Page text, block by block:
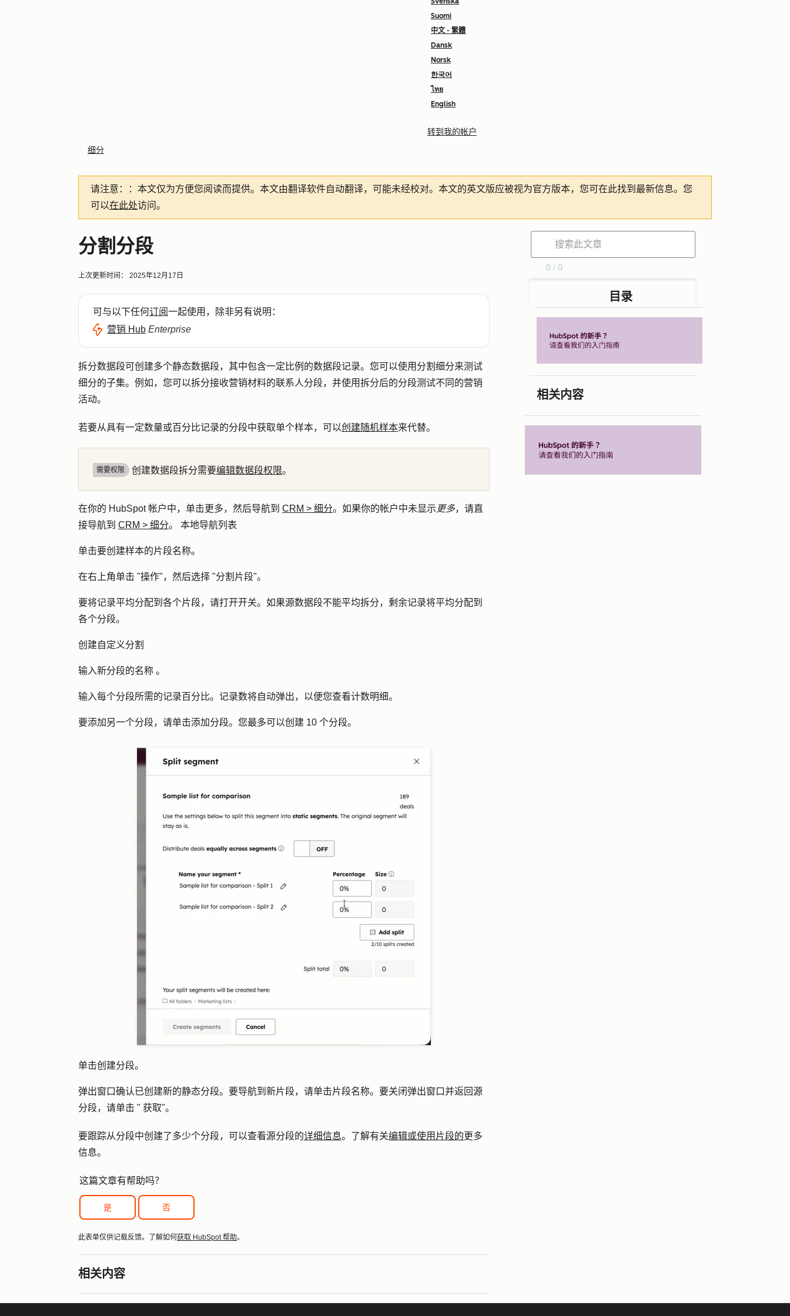
Suomi
中文 - 繁體
Dansk
Norsk
한국어
ไทย
English
转到我的帐户
细分
请注意： ：本文仅为方便您阅读而提供。 本文由翻译软件自动翻译，可能未经校对。本文的英文版应被视为官方版本，您可在此找到最新信息。您
可以在此处访问。
分割分段
上次更新时间： 2025年12月17日
可与以下任何订阅一起使用，除非另有说明：
营销 Hub Enterprise
拆分数据段可创建多个静态数据段，其中包含一定比例的数据段记录。您可以使用分割细分来测试
细分的子集。例如，您可以拆分接收营销材料的联系人分段，并使用拆分后的分段测试不同的营销
活动。
若要从具有一定数量或百分比记录的分段中获取单个样本，可以创建随机样本来代替。
需要权限 创建数据段拆分需要编辑数据段权限。
在你的 HubSpot 帐户中，单击更多，然后导航到 CRM > 细分。如果你的帐户中未显示 更多，请直
接导航到 CRM > 细分。 本地导航列表
单击要创建样本的片段名称。
在右上角单击 "操作"，然后选择 "分割片段"。
要将记录平均分配到各个片段，请打开开关。如果源数据段不能平均拆分，剩余记录将平均分配到
各个分段。
创建自定义分割
输入新分段的名称 。
输入每个分段所需的记录百分比。记录数将自动弹出，以便您查看计数明细。
要添加另一个分段，请单击添加分段。您最多可以创建 10 个分段。
单击创建分段。
弹出窗口确认已创建新的静态分段。要导航到新片段，请单击片段名称。要关闭弹出窗口并返回源
分段，请单击 " 获取"。
要跟踪从分段中创建了多少个分段，可以查看源分段的详细信息。了解有关编辑或使用片段的更多
信息。
这篇文章有帮助吗？
是 否
此表单仅供记载反馈。了解如何 获取 HubSpot 帮助。
相关内容
0 / 0
目录
相关内容